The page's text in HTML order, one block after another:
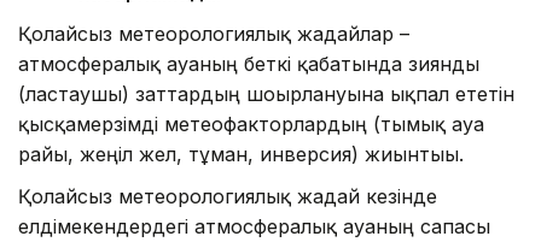
Қолайсыз метеорологиялық жағдайлар –
атмосфералық ауаның беткі қабатында зиянды
(ластаушы) заттардың шоғырлануына ықпал ететін
қысқамерзімді метеофакторлардың (тымық ауа
райы, жеңіл жел, тұман, инверсия) жиынтығы.
Қолайсыз метеорологиялық жағдай кезінде
елдімекендердегі атмосфералық ауаның сапасы